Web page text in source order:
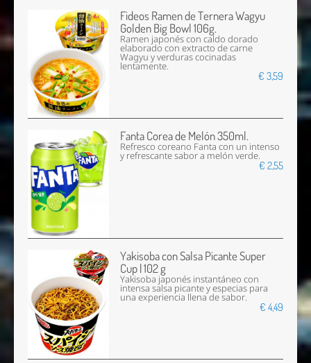
Fideos Ramen de Ternera Wagyu
Golden Big Bowl 106g.
Ramen japonés con caldo dorado
elaborado con extracto de carne
Wagyu y verduras cocinadas
lentamente.
€ 3,59
Fanta Corea de Melón 350ml.
Refresco coreano Fanta con un intenso
y refrescante sabor a melón verde.
€ 2,55
Yakisoba con Salsa Picante Super
Cup | 102 g
Yakisoba japonés instantáneo con
intensa salsa picante y especias para
una experiencia llena de sabor.
€ 4,49